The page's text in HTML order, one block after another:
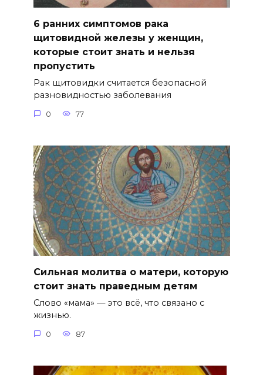
6 ранних симптомов рака
щитовидной железы у женщин,
которые стоит знать и нельзя
пропустить
Рак щитовидки считается безопасной
разновидностью заболевания
0 77
Сильная молитва о матери, которую
стоит знать праведным детям
Слово «мама» — это всё, что связано с
жизнью.
0 87